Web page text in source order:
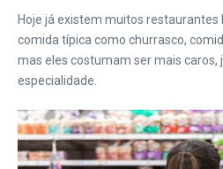
Hoje já existem muitos
comida típica como churrasco,
mas eles costumam ser mais caros,
especialidade.